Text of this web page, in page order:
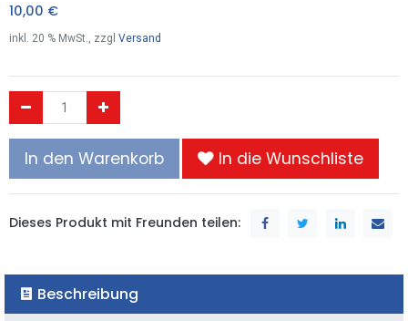
10,00 €
inkl. 20 % MwSt., zzgl Versand
In den Warenkorb In die Wunschliste
Dieses Produkt mit Freunden teilen:
Beschreibung